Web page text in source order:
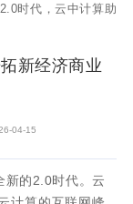
时代，云中计算助
新经济商业
04-15
新的2.0时代。云